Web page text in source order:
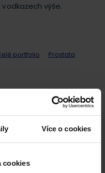
Více o cookies
cookies
odkazech výše.
portfolio
Prostata